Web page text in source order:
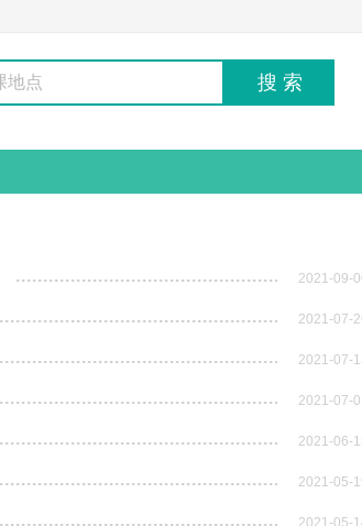
2021-09-
2021-07-
2021-07-
2021-07-
2021-06-
2021-05-
2021-05-